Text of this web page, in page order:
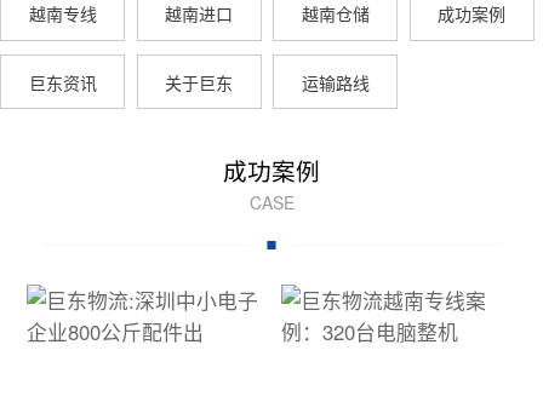
越南专线 越南进口 越南仓储 成功案例
巨东资讯 关于巨东 运输路线
成功案例
CASE